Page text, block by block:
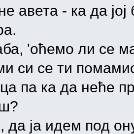
авета - ка да
'оћемо ли се
си се ти
па ка да неће
да ја идем под